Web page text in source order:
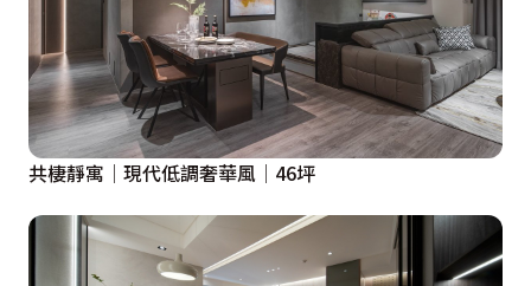
共棲靜寓│現代低調奢華風│46坪